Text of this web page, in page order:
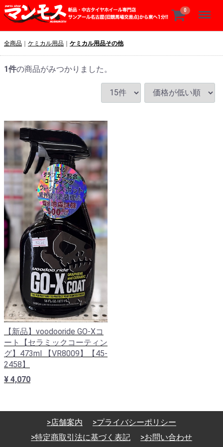
0 Menu
全商品 ケミカル用品 ケミカル用品その他
1件の商品がみつかりました。
【新品】voodooride GO-Xコ
ート【セラミックコーティン
グ】473ml 【VR8009】【45-
2458】
¥ 4,070
>店舗案内
>プライバシーポリシー
>特定商取引法に基づく表記
>お問い合わせ